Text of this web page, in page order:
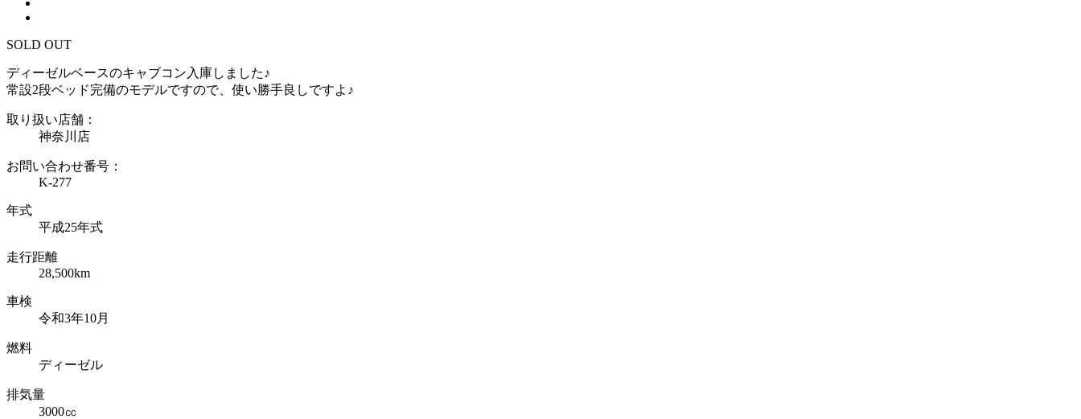
SOLD OUT
ディーゼルベースのキャブコン入庫しました♪
常設2段ベッド完備のモデルですので、使い勝手良しですよ♪
取り扱い店舗：
神奈川店
お問い合わせ番号：
K-277
年式
平成25年式
走行距離
28,500km
車検
令和3年10月
燃料
ディーゼル
排気量
3000㏄